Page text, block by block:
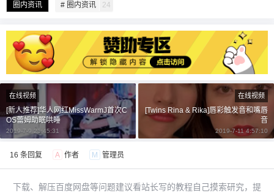
圈内资讯 # 圈内资讯 24
2 元
20 元 50 元 自定义
¥
立刻支付
在线视频
[新人推荐]华人网红MissWarmJ首次C
OS蕾姆助眠哄睡
2019-7-9 21:45:31
在线视频
[Twins Rina & Rika]唇彩触发音和嘴唇
音
2019-7-11 4:57:10
16 条回复 A 作者 M 管理员
下载、解压百度网盘等问题建议看站长写的教程自己摸索研究，提
您没有权限发布内容，请购买会员或者提升权
限。
6位以上